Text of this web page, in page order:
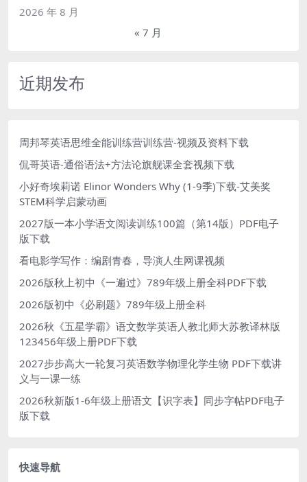
2026 年 8 月
« 7 月
近期发布
周邦琴英语思维全能训练营训练营-视频及资料下载
侃哥英语-通俗语法+方法论旗舰课全套视频下载
小好奇埃莉诺 Elinor Wonders Why (1-9季)下载-艾美奖
STEM科学启蒙动画
2027版一本小学语文阅读训练100篇（第14版）PDF电子
版下载
看电影学写作：编剧青春，导演人生网课视频
2026版秋上初中《一遍过》789年级上册全科PDF下载
2026版初中《必刷题》789年级上册全科
2026秋《五星学霸》语文数学英语人教北师大苏教译林版
123456年级上册PDF下载
2027步步高大一轮复习英语数学物理化学生物 PDF下载讲
义与一课一练
2026秋新版1-6年级上册语文【识字表】同步字帖PDF电子
版下载
快速导航